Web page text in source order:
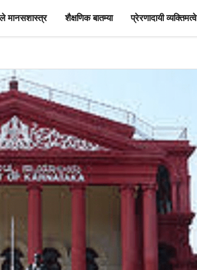
मानसशास्त्र शैक्षणिक बातम्या प्रेरणादायी व्यक्तिमत्वे